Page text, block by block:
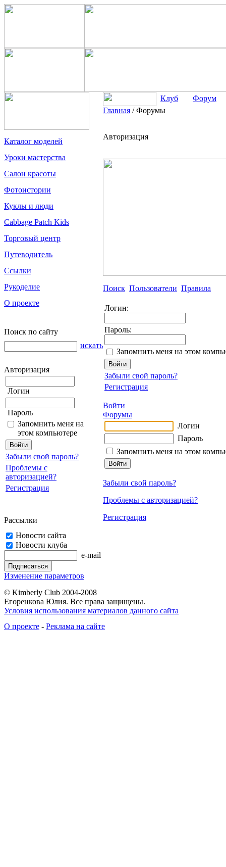
Каталог моделей
Уроки мастерства
Салон красоты
Фотоистории
Куклы и люди
Cabbage Patch Kids
Торговый центр
Путеводитель
Ссылки
Рукоделие
О проекте
Поиск по сайту
искать
Авторизация
Логин
Пароль
Запомнить меня на
этом компьютере
Забыли свой пароль?
Проблемы с
авторизацией?
Регистрация
Рассылки
Новости сайта
Новости клуба
e-mail
Изменение параметров
Клуб
Форум
Главная /Форумы
Авторизация
Поиск Пользователи Правила
Логин:
Пароль:
Запомнить меня на этом
Забыли свой пароль?
Регистрация
Войти
Форумы
Логин
Пароль
Запомнить меня на этом
Забыли свой пароль?
Проблемы с авторизацией?
Регистрация
© Kimberly Club 2004-2008
Егоренкова Юлия. Все права защищены.
Условия использования материалов данного сайта
О проекте - Реклама на сайте